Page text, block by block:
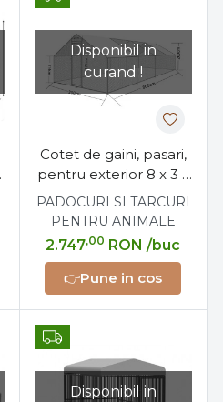
Disponibil in
curand !
Cotet de gaini, pasari,
pentru exterior 8 x 3 x
2 metri, otel galvanizat
PADOCURI SI TARCURI
PENTRU ANIMALE
2.747,00 RON /buc
👉Pune in cos
Disponibil in